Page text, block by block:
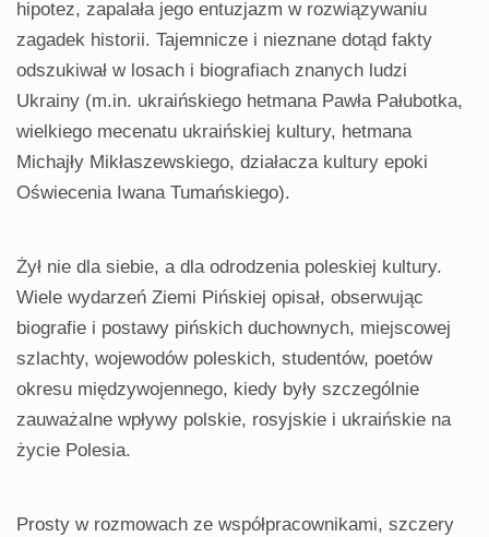
hipotez, zapalała jego entuzjazm w rozwiązywaniu
zagadek historii. Tajemnicze i nieznane dotąd fakty
odszukiwał w losach i biografiach znanych ludzi
Ukrainy (m.in. ukraińskiego hetmana Pawła Pałubotka,
wielkiego mecenatu ukraińskiej kultury, hetmana
Michajły Mikłaszewskiego, działacza kultury epoki
Oświecenia Iwana Tumańskiego).
Żył nie dla siebie, a dla odrodzenia poleskiej kultury.
Wiele wydarzeń Ziemi Pińskiej opisał, obserwując
biografie i postawy pińskich duchownych, miejscowej
szlachty, wojewodów poleskich, studentów, poetów
okresu międzywojennego, kiedy były szczególnie
zauważalne wpływy polskie, rosyjskie i ukraińskie na
życie Polesia.
Prosty w rozmowach ze współpracownikami, szczery